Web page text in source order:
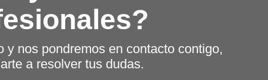
y nos pondremos en contacto contigo,
a resolver tus dudas.